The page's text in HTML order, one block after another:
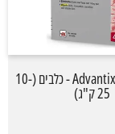
אדוונטיקס - Advantix - כלבים (10-
25 ק"ג)